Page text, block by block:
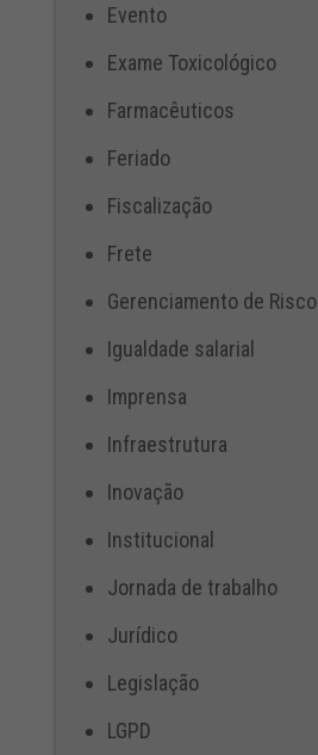
Evento
Exame Toxicológico
Farmacêuticos
Feriado
Fiscalização
Frete
Gerenciamento de Risco
Igualdade salarial
Imprensa
Infraestrutura
Inovação
Institucional
Jornada de trabalho
Jurídico
Legislação
LGPD